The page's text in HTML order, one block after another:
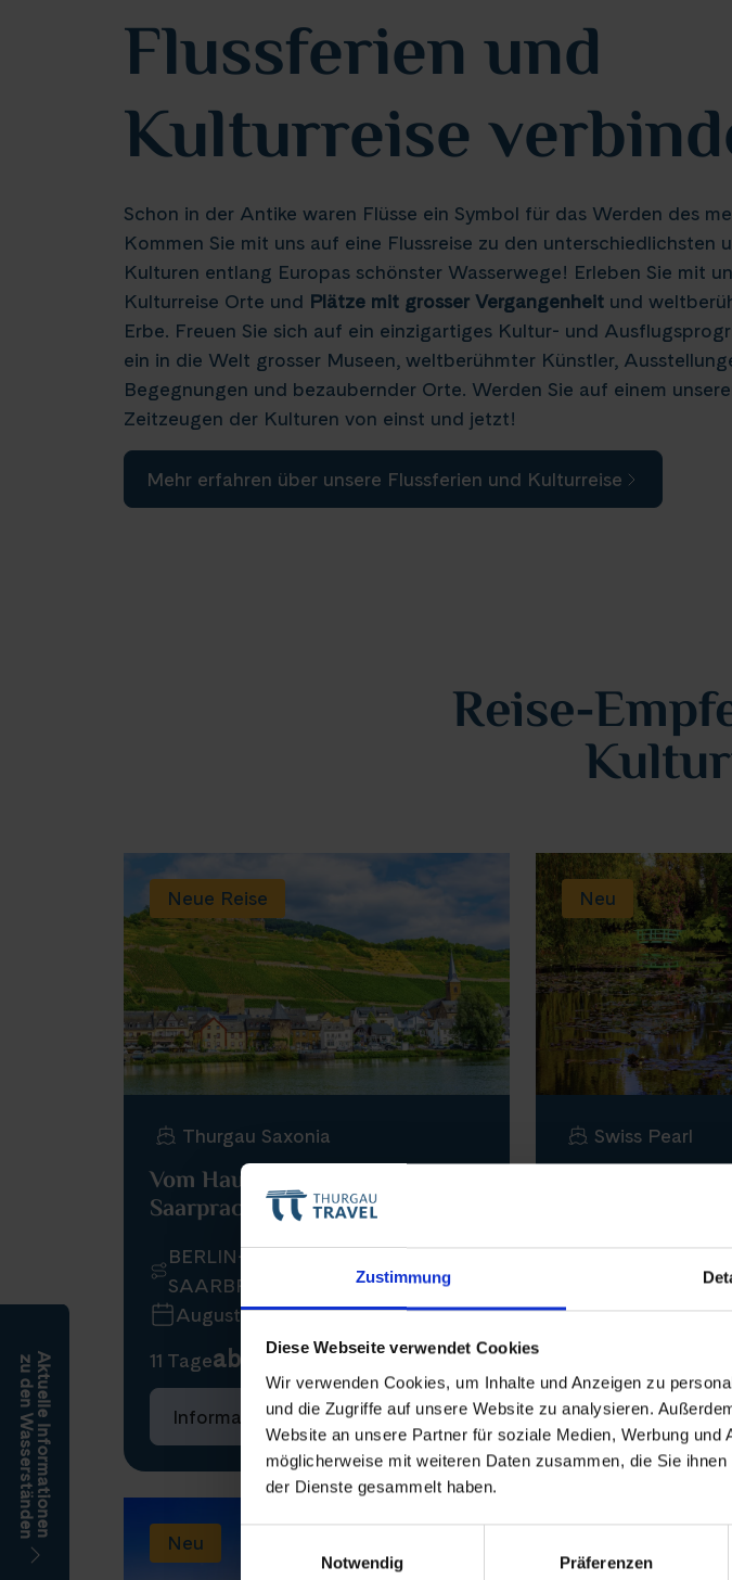
Zustimmung
Diese Webseite verwendet Cookies
Wir verwenden Cookies, um Inhalte und Anzeigen zu
und die Zugriffe auf unsere Website zu analysieren.
Website an unsere Partner für soziale Medien, Werbung
möglicherweise mit weiteren Daten zusammen, die Sie
der Dienste gesammelt haben.
Notwendig
Präferenzen
Aktuelle Informationen
zu den Wasserständen
Flussferien und
Kulturreise
Schon in der Antike waren Flüsse ein Symbol für das Werden des
Kommen Sie mit uns auf eine Flussreise zu den unterschiedlichsten
Kulturen entlang Europas schönster Wasserwege! Erleben Sie mit
Kulturreise Orte und Plätze mit grosser Vergangenheit und
Erbe. Freuen Sie sich auf ein einzigartiges Kultur- und
ein in die Welt grosser Museen, weltberühmter Künstler,
Begegnungen und bezaubernder Orte. Werden Sie auf einem
Zeitzeugen der Kulturen von einst und jetzt!
Mehr erfahren über unsere Flussferien und Kulturreise
Reise-
Neue Reise
Thurgau Saxonia
Vom Hauptstadtglanz zu
Saarpracht
BERLIN–MÜNSTER–KOBLENZ–
SAARBRÜCKEN
August 2026
11 Tageab 2.670 €
Informationen Buchen
Neu
Swiss Pearl
Oktober 2026
Informationen
Neu